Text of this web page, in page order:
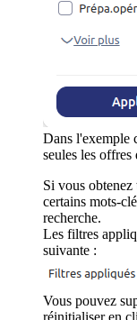
Dans l'exemple
seules les
Si vous
certains mots-
recherche.
Les filtres
suivante :
Vous pouvez
réinitialiser en